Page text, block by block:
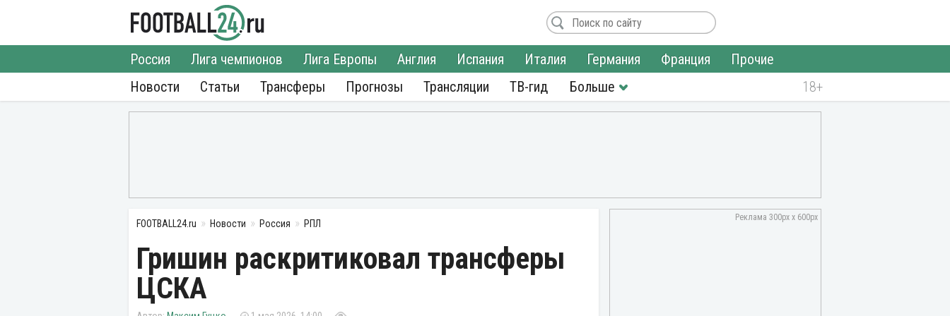
Новости
Россия Лига чемпионов Лига Европы Англия Испания Италия Германия Франция
Прочие
Статьи
Трансферы Прогнозы Трансляции ТВ-гид
FOOTBALL24.ru Новости Россия РПЛ
Гришин раскритиковал трансферы
ЦСКА